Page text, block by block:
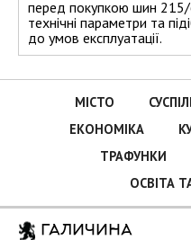
перед покупкою шин 215/
технічні параметри та
до умов експлуатації.
МІСТО
ЕКОНОМІКА
ТРАФУНКИ
ОСВІТА
ГАЛИЧИНА